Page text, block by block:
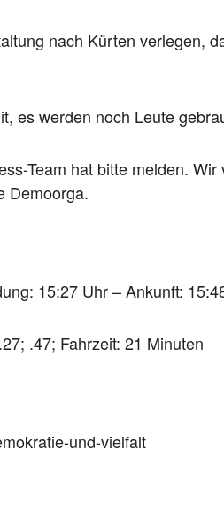
nach Kürten verlegen,
es werden noch Leute
Team hat bitte melden. Wir
Demoorga.
15:27 Uhr – Ankunft:
.47; Fahrzeit: 21 Minuten
und-vielfalt